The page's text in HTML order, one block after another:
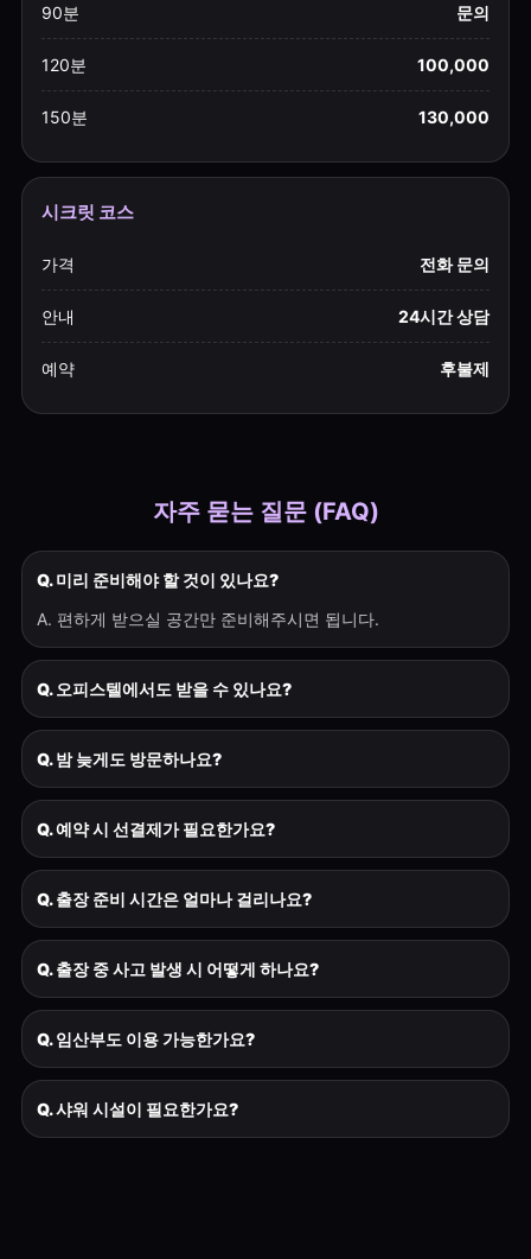
90분 문의
120분 100,000
150분 130,000
시크릿 코스
가격 전화 문의
안내 24시간 상담
예약 후불제
자주 묻는 질문 (FAQ)
Q. 미리 준비해야 할 것이 있나요?
A. 편하게 받으실 공간만 준비해주시면 됩니다.
Q. 오피스텔에서도 받을 수 있나요?
Q. 밤 늦게도 방문하나요?
Q. 예약 시 선결제가 필요한가요?
Q. 출장 준비 시간은 얼마나 걸리나요?
Q. 출장 중 사고 발생 시 어떻게 하나요?
Q. 임산부도 이용 가능한가요?
Q. 샤워 시설이 필요한가요?